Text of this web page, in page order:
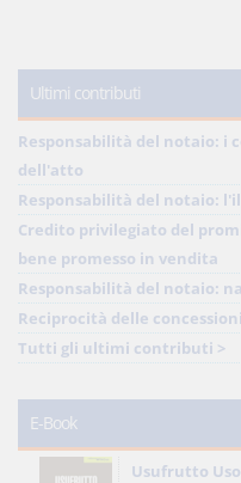
Ultimi contributi
Responsabilità del notaio: i
dell'atto
Responsabilità del notaio:
Credito privilegiato del
bene promesso in vendita
Responsabilità del notaio:
Reciprocità delle concessioni
Tutti gli ultimi contributi >
E-Book
Usufrutto